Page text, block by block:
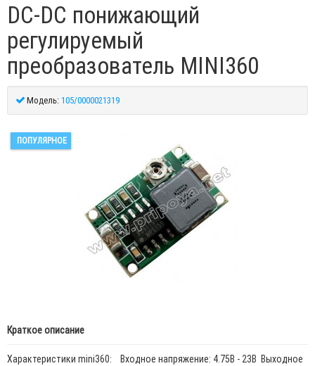
DC-DC понижающий
регулируемый
преобразователь MINI360
Модель:105/0000021319
ПОПУЛЯРНОЕ
Краткое описание
Характеристики mini360: Входное напряжение: 4.75В - 23В Выходное